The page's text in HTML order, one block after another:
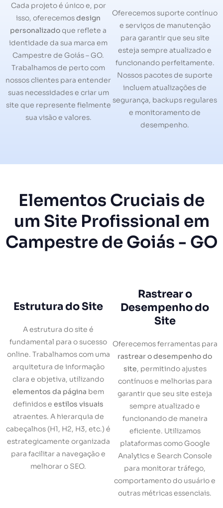
Cada projeto é único e, por
isso, oferecemosdesign
personalizadoque reflete a
identidade da sua marca em
Campestre de Goiás – GO.
Trabalhamos de perto com
nossos clientes para entender
suas necessidades e criar um
site que represente fielmente
sua visão e valores.
Oferecemos suporte contínuo
e serviços de manutenção
para garantir que seu site
esteja sempre atualizado e
funcionando perfeitamente.
Nossos pacotes de suporte
incluem atualizações de
segurança, backups regulares
e monitoramento de
desempenho.
Elementos Cruciais de
um Site Profissional em
Campestre de Goiás - GO
Estrutura do Site
A estrutura do site é
fundamental para o sucesso
online. Trabalhamos com uma
arquitetura de informação
clara e objetiva, utilizando
elementos da página bem
definidos e estilos visuais
atraentes. A hierarquia de
cabeçalhos (H1, H2, H3, etc.) é
estrategicamente organizada
para facilitar a navegação e
melhorar o SEO.
Rastrear o
Desempenho do
Site
Oferecemos ferramentas para
rastrear o desempenho do
site, permitindo ajustes
contínuos e melhorias para
garantir que seu site esteja
sempre atualizado e
funcionando de maneira
eficiente. Utilizamos
plataformas como Google
Analytics e Search Console
para monitorar tráfego,
comportamento do usuário e
outras métricas essenciais.